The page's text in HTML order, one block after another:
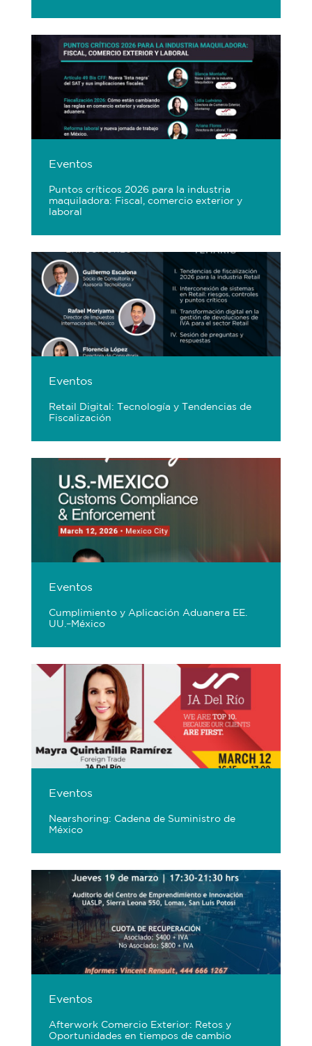
Eventos
Puntos críticos 2026 para la industria
maquiladora: Fiscal, comercio exterior y
laboral
Eventos
Retail Digital: Tecnología y Tendencias de
Fiscalización
Eventos
Cumplimiento y Aplicación Aduanera EE.
UU.–México
Eventos
Nearshoring: Cadena de Suministro de
México
Eventos
Afterwork Comercio Exterior: Retos y
Oportunidades en tiempos de cambio